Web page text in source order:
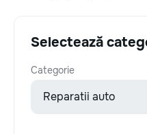
Selectează
Categorie